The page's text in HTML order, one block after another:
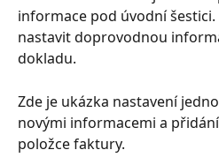
informace pod úvodní
nastavit doprovodnou
dokladu.
Zde je ukázka nastavení
novými informacemi a
položce faktury.